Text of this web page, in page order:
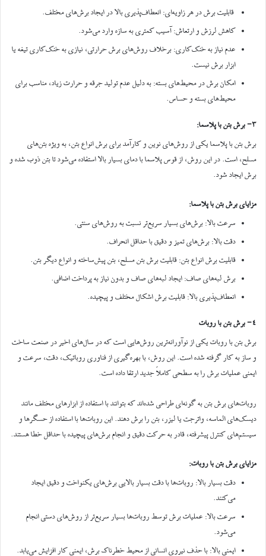
قابلیت برش در هر زاویه‌ای: انعطاف‌پذیری بالا در ایجاد برش‌های مختلف.
کاهش لرزش و ارتعاش: آسیب کمتری به سازه وارد می‌شود.
عدم نیاز به خنک‌کاری: برخلاف روش‌های برش حرارتی، نیازی به خنک‌کاری تیغه یا
ابزار برش نیست.
امکان برش در محیط‌های بسته: به دلیل عدم تولید جرقه و حرارت زیاد، مناسب برای
محیط‌های بسته و حساس.
3- برش بتن با پلاسما:
برش بتن با پلاسما یکی از روش‌های نوین و کارآمد برای برش انواع بتن، به ویژه بتن‌های
مسلح، است. در این روش، از قوس پلاسما با دمای بسیار بالا استفاده می‌شود تا بتن ذوب شده و
برش ایجاد شود.
مزایای برش بتن با پلاسما:
سرعت بالا: برش‌های بسیار سریع‌تر نسبت به روش‌های سنتی.
دقت بالا: برش‌های تمیز و دقیق با حداقل انحراف.
قابلیت برش انواع بتن: قابلیت برش بتن مسلح، بتن پیش‌ساخته و انواع دیگر بتن.
برش لبه‌های صاف: ایجاد لبه‌های صاف و بدون نیاز به پرداخت اضافی.
انعطاف‌پذیری بالا: قابلیت برش اشکال مختلف و پیچیده.
4- برش بتن با روبات
برش بتن با روبات یکی از نوآورانه‌ترین روش‌هایی است که در سال‌های اخیر در صنعت ساخت
و ساز به کار گرفته شده است. این روش، با بهره‌گیری از فناوری روباتیک، دقت، سرعت و
ایمنی عملیات برش را به سطحی کاملاً جدید ارتقا داده است.
روبات‌های برش بتن به گونه‌ای طراحی شده‌اند که بتوانند با استفاده از ابزارهای مختلف مانند
دیسک‌های الماسه، واترجت یا لیزر، بتن را برش دهند. این روبات‌ها با استفاده از حسگرها و
سیستم‌های کنترل پیشرفته، قادر به حرکت دقیق و انجام برش‌های پیچیده با حداقل خطا هستند.
مزایای برش بتن با روبات:
دقت بسیار بالا: روبات‌ها با دقت بسیار بالایی برش‌های یکنواخت و دقیق ایجاد
می‌کنند.
سرعت بالا: عملیات برش توسط روبات‌ها بسیار سریع‌تر از روش‌های دستی انجام
می‌شود.
ایمنی بالا: با حذف نیروی انسانی از محیط خطرناک برش، ایمنی کار افزایش می‌یابد.